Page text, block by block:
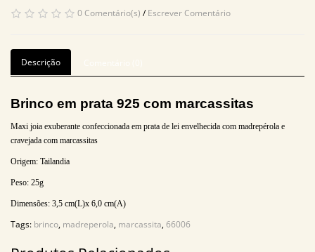
0 Comentário(s) /Escrever Comentário
Descrição
Brinco em prata 925 com marcassitas
Maxi joia exuberante confeccionada em prata de lei envelhecida com madrepérola e
cravejada com marcassitas
Origem: Tailandia
Peso: 25g
Dimensões: 3,5 cm(L)x 6,0 cm(A)
Tags: brinco, madreperola, marcassita,66006